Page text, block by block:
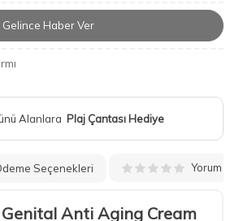
Gelince Haber Ver
Alanlara Plaj Çantası Hediye
Seçenekleri Yorum
Anti Aging Cream